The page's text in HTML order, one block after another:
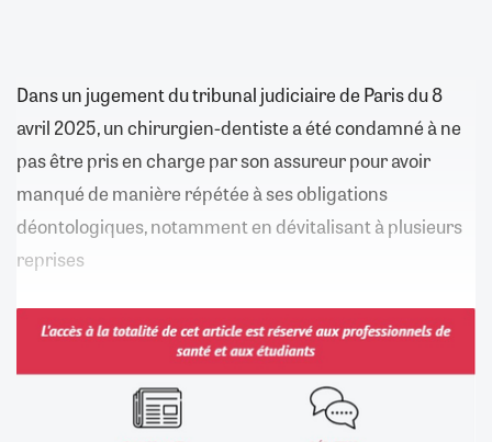
Dans un jugement du tribunal judiciaire de Paris du 8
avril 2025, un chirurgien-dentiste a été condamné à ne
pas être pris en charge par son assureur pour avoir
manqué de manière répétée à ses obligations
déontologiques, notamment en dévitalisant à plusieurs
reprises